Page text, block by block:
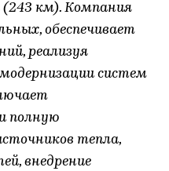
(243 км). Компания
обеспечивает
реализуя
систем
полную
тепла,
внедрение